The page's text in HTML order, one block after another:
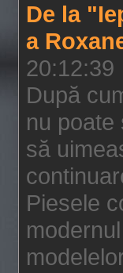
De la
a
20:12:39
După
nu poate
să
Piesele